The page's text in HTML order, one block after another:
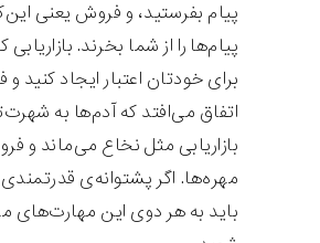
پیام بفرستید، و فروش یعنی
پیام‌ها را از شما بخرند.
برای خودتان اعتبار ایجاد کنید
اتفاق می‌افتد که آدم‌ها به
بازاریابی مثل نخاع می‌ماند و
مهره‌ها. اگر پشتوانه‌ی
باید به هر دوی این